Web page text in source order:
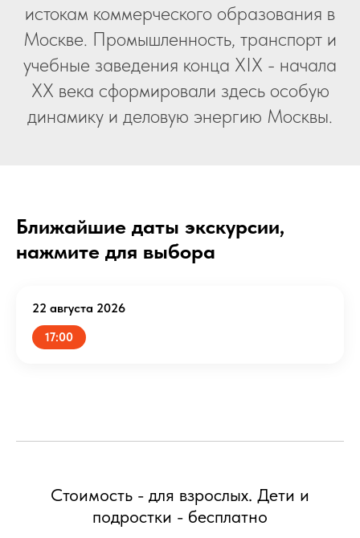
истокам коммерческого образования в
Москве. Промышленность, транспорт и
учебные заведения конца XIX - начала
XX века сформировали здесь особую
динамику и деловую энергию Москвы.
Ближайшие даты экскурсии,
нажмите для выбора
22 августа 2026
17:00
Стоимость - для взрослых. Дети и
подростки - бесплатно